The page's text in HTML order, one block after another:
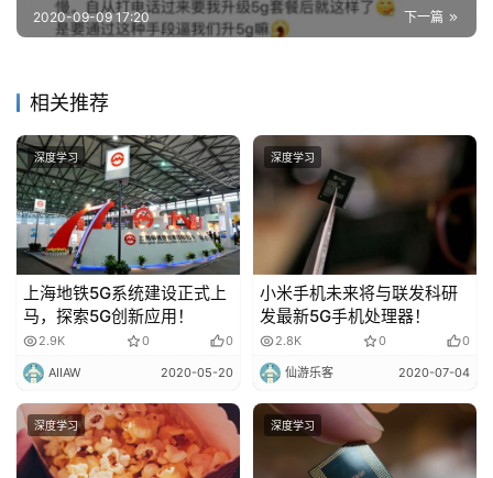
下一篇
2020-09-09 17:20
相关推荐
深度学习
上海地铁5G系统建设正式上
马，探索5G创新应用！
2.9K 0 0
AIIAW 2020-05-20
深度学习
小米手机未来将与联发科研
发最新5G手机处理器！
2.8K 0 0
仙游乐客 2020-07-04
深度学习 深度学习